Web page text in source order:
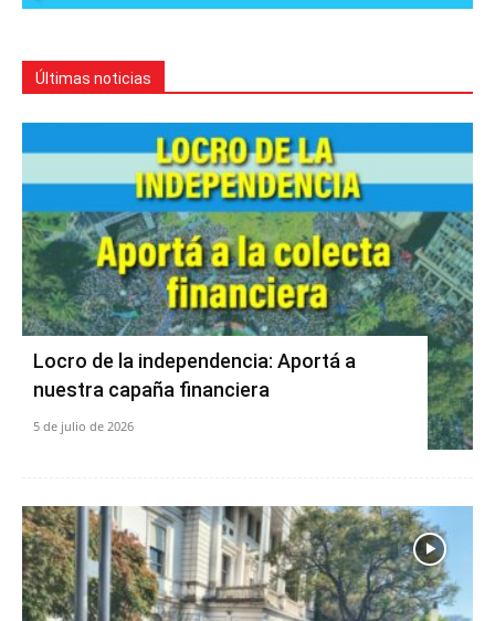
Últimas noticias
Locro de la independencia: Aportá a
nuestra capaña financiera
5 de julio de 2026